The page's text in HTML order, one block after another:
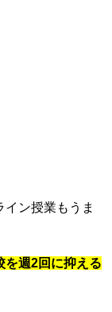
ン授業もうま
を週2回に抑える